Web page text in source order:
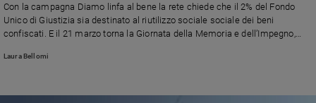
Ambiente
e
Creato
Volontariato
Aziende
Con la campagna Diamo linfa al bene la rete chiede che il 2% del Fondo
Unico di Giustizia sia destinato al riutilizzo sociale sociale dei beni
confiscati. E il 21 marzo torna la Giornata della Memoria e dell’Impegno,
Laura Bellomi